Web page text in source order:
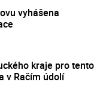
vyhášena
kraje pro tento
v Račím údolí